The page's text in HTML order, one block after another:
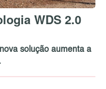
WDS 2.0
solução aumenta a